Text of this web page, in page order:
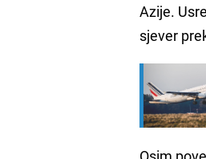
Azije.
sjever